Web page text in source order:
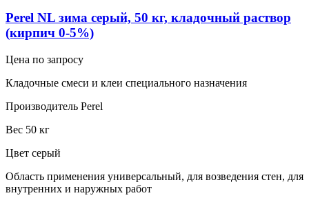
Perel NL зима серый, 50 кг, кладочный раствор
(кирпич 0-5%)
Цена по запросу
Кладочные смеси и клеи специального назначения
Производитель Perel
Вес 50 кг
Цвет серый
Область применения универсальный, для возведения стен, для
внутренних и наружных работ